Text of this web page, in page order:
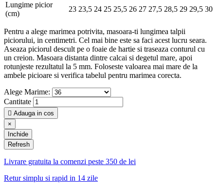
Lungime picior
(cm)
23 23,5 24 25 25,5 26 27 27,5 28,5 29 29,5 30
Pentru a alege marimea potrivita, masoara-ti lungimea talpii
piciorului, in centimetri. Cel mai bine este sa faci acest lucru seara.
Aseaza piciorul descult pe o foaie de hartie si traseaza conturul cu
un creion. Masoara distanta dintre calcai si degetul mare, apoi
rotunjeste rezultatul la 5 mm. Foloseste valoarea mai mare de la
ambele picioare si verifica tabelul pentru marimea corecta.
Alege Marime:
Cantitate
 Adauga in cos
×
Inchide
Livrare gratuita la comenzi peste 350 de lei
Retur simplu si rapid in 14 zile